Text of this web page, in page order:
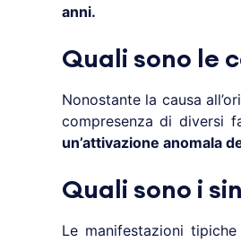
anni.
Quali sono le
Nonostante la causa
compresenza di diversi
un’attivazione anomala
Quali sono i
Le manifestazioni